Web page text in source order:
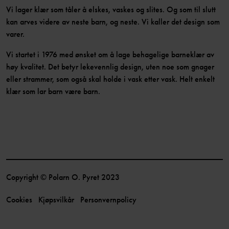
Vi lager klær som tåler å elskes, vaskes og slites. Og som til slutt
kan arves videre av neste barn, og neste. Vi kaller det design som
varer.
Vi startet i 1976 med ønsket om å lage behagelige barneklær av
høy kvalitet. Det betyr lekevennlig design, uten noe som gnager
eller strammer, som også skal holde i vask etter vask. Helt enkelt
klær som lar barn være barn.
Copyright © Polarn O. Pyret 2023
Cookies Kjøpsvilkår Personvernpolicy